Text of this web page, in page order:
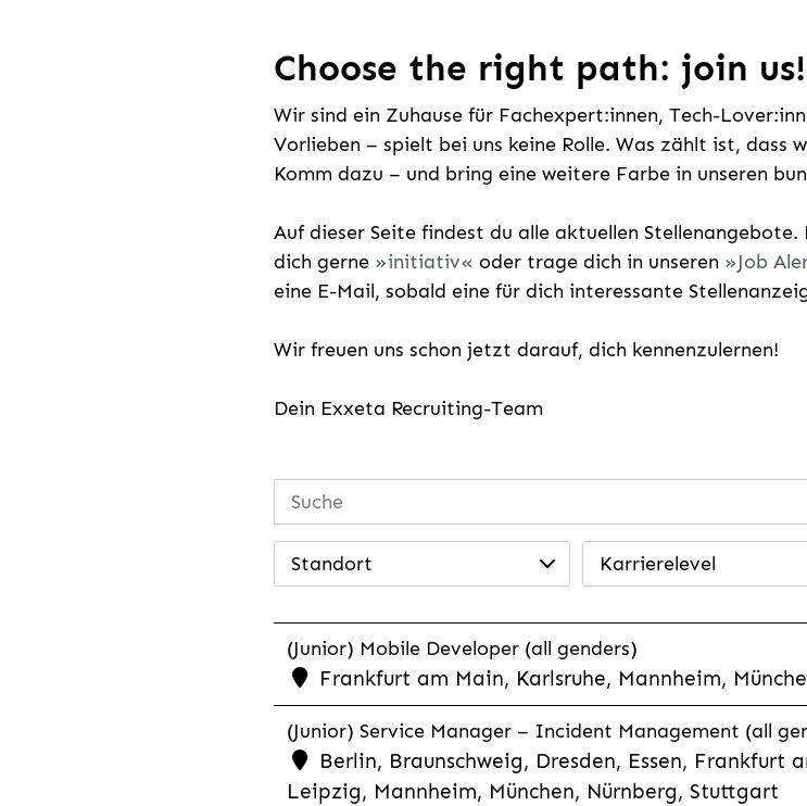
Choose the right path: join us!
Wir sind ein Zuhause für Fachexpert:innen, Tech-
Vorlieben – spielt bei uns keine Rolle. Was zählt ist, dass
Komm dazu – und bring eine weitere Farbe in unseren
Auf dieser Seite findest du alle aktuellen
dich gerne
initiativ oder trage dich in unseren Job
eine E-Mail, sobald eine für dich interessante
Wir freuen uns schon jetzt darauf, dich kennenzulernen!
Dein Exxeta Recruiting-Team
Standort Karrierelevel
(Junior) Mobile Developer (all genders)
Frankfurt am Main, Karlsruhe, Mannheim,
(Junior) Service Manager – Incident Management (all
Berlin, Braunschweig, Dresden, Essen, Frankfurt
Leipzig, Mannheim, München, Nürnberg, Stuttgart